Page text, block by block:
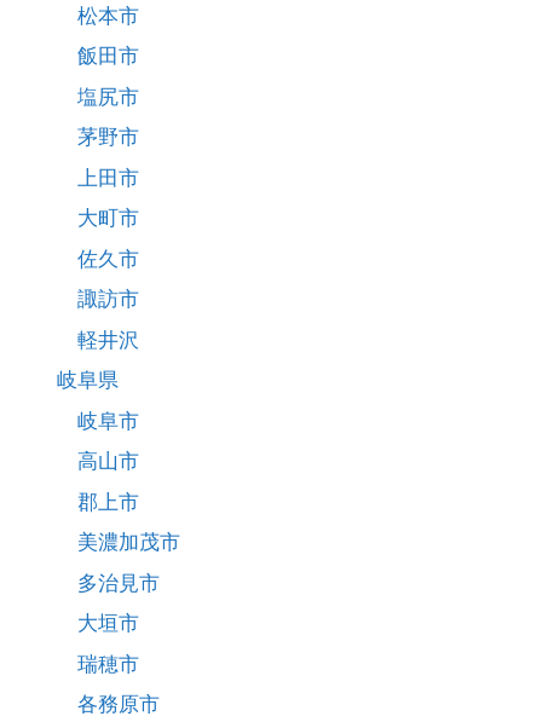
松本市
飯田市
塩尻市
茅野市
上田市
大町市
佐久市
諏訪市
軽井沢
岐阜県
岐阜市
高山市
郡上市
美濃加茂市
多治見市
大垣市
瑞穂市
各務原市